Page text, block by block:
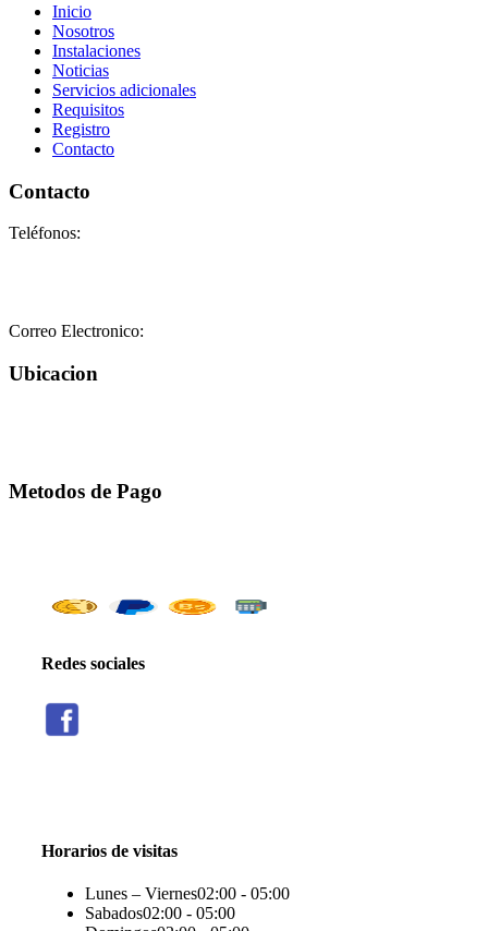
Inicio
Nosotros
Instalaciones
Noticias
Servicios adicionales
Requisitos
Registro
Contacto
Contacto
Teléfonos:
Correo Electronico:
Ubicacion
Metodos de Pago
Redes sociales
Horarios de visitas
Lunes – Viernes02:00 - 05:00
Sabados02:00 - 05:00